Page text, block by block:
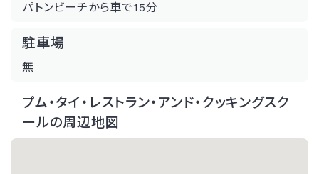
パトンビーチから車で15分
駐車場
無
プム・タイ・レストラン・アンド・クッキングスク
ールの周辺地図